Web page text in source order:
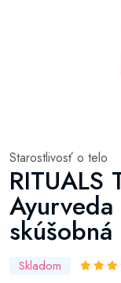
Starostlivosť o telo
RITUALS
Skladom